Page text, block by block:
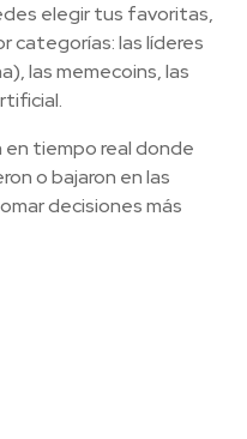
elegir tus favoritas,
categorías: las líderes
las memecoins, las
en tiempo real donde
o bajaron en las
decisiones más